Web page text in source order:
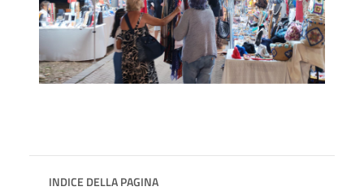
INDICE DELLA PAGINA